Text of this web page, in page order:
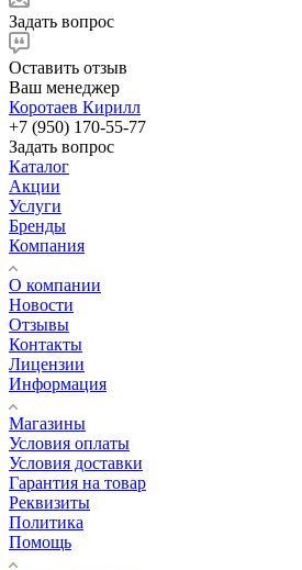
Задать вопрос
Оставить отзыв
Ваш менеджер
Коротаев Кирилл
+7 (950) 170-55-77
Задать вопрос
Каталог
Акции
Услуги
Бренды
Компания
О компании
Новости
Отзывы
Контакты
Лицензии
Информация
Магазины
Условия оплаты
Условия доставки
Гарантия на товар
Реквизиты
Политика
Помощь